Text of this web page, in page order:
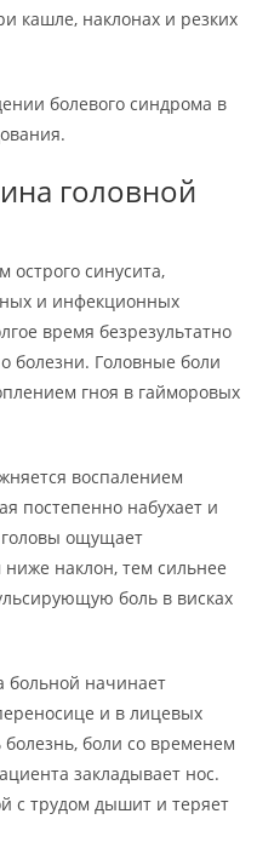
кашле, наклонах и резких
болевого синдрома в
головной
острого синусита,
и инфекционных
время безрезультатно
болезни. Головные боли
гноя в гайморовых
воспалением
постепенно набухает и
головы ощущает
наклон, тем сильнее
боль в висках
начинает
и в лицевых
боли со временем
закладывает нос.
с трудом дышит и теряет